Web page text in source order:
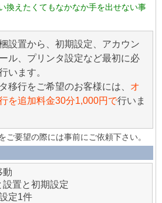
換えたくてもなかなか手を出せない事
設置から、初期設定、アカウン
ル、プリンタ設定など最初に必
います。
移行をご希望のお客様には、 オ
を追加料金30分1,000円で行いま
ご要望の際には事前にご依頼下さい。
動
置と初期設定
定1件